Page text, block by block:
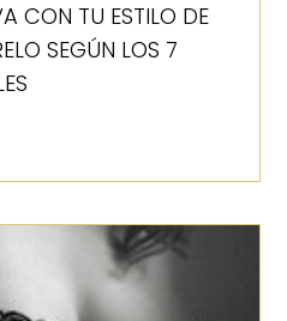
CON TU ESTILO DE
SEGÚN LOS 7